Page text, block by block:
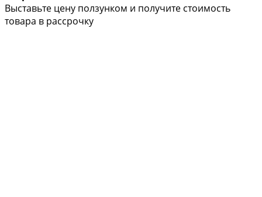
Выставьте цену ползунком и получите стоимость
товара в рассрочку